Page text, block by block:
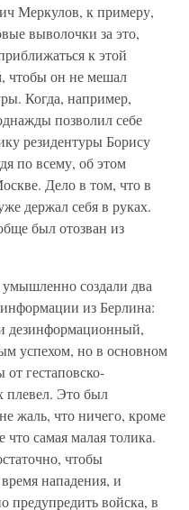
Меркулов, к примеру,
выволочки за это,
к этой
чтобы он не мешал
Когда, например,
позволил себе
резидентуры Борису
по всему, об этом
Дело в том, что в
держал себя в руках.
был отозван из
создали два
из Берлина:
дезинформационный,
успехом, но в основном
гестаповско-
плевел. Это был
жаль, что ничего, кроме
самая малая толика.
чтобы
нападения, и
предупредить войска, в